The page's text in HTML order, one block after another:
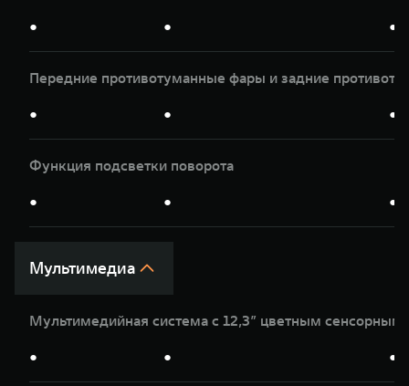
● ● ●
Передние противотуманные фары и задние
● ● ●
Функция подсветки поворота
● ● ●
Мультимедиа
Мультимедийная система с 12,3” цветным сенсорным
● ● ●